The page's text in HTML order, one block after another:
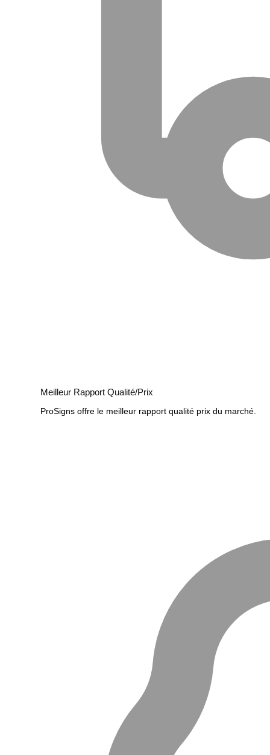
Meilleur Rapport Qualité/Prix
ProSigns offre le meilleur rapport qualité prix du marché.